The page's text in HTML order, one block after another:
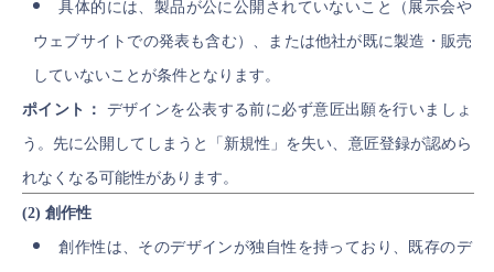
具体的には、製品が公に公開されていないこと（展示会や
ウェブサイトでの発表も含む）、または他社が既に製造・販売
していないことが条件となります。
ポイント： デザインを公表する前に必ず意匠出願を行いましょ
う。先に公開してしまうと「新規性」を失い、意匠登録が認めら
れなくなる可能性があります。
(2) 創作性
創作性は、そのデザインが独自性を持っており、既存のデ